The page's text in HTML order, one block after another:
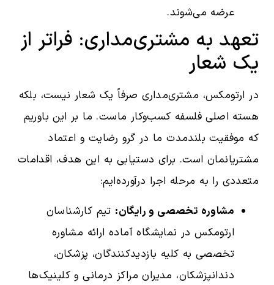
عرضه می‌شوند.
تعهد به مشتری‌مداری: فراتر از
یک شعار
در ارتومکس، مشتری‌مداری صرفاً یک شعار نیست، بلکه
هسته اصلی فلسفه کسب‌وکار ماست. ما بر این باوریم
که موفقیت بلندمدت ما در گرو رضایت و اعتماد
مشتریانمان است. برای دستیابی به این هدف، اقدامات
متعددی را به مرحله اجرا درآورده‌ایم:
مشاوره تخصصی و رایگان: تیم کارشناسان
ارتومکس در نمایشگاه آماده ارائه مشاوره
تخصصی به کلیه بازدیدکنندگان، پزشکان،
دندانپزشکان، مدیران مراکز درمانی و کلینیک‌ها